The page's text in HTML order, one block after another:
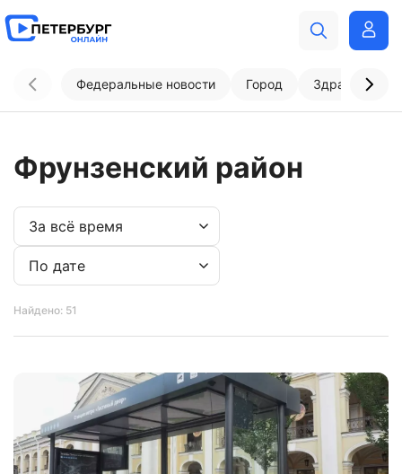
Федеральные новости Город
Фрунзенский район
Найдено: 51